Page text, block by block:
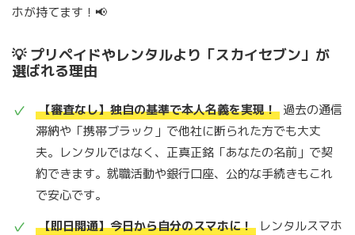
ホが持てます！📢
💡 プリペイドやレンタルより「スカイセブン」が
選ばれる理由
【審査なし】独自の基準で本人名義を実現！ 過去の通信
滞納や「携帯ブラック」で他社に断られた方でも大丈
夫。レンタルではなく、正真正銘「あなたの名前」で契
約できます。就職活動や銀行口座、公的な手続きもこれ
で安心です。
【即日開通】今日から自分のスマホに！ レンタルスマホ